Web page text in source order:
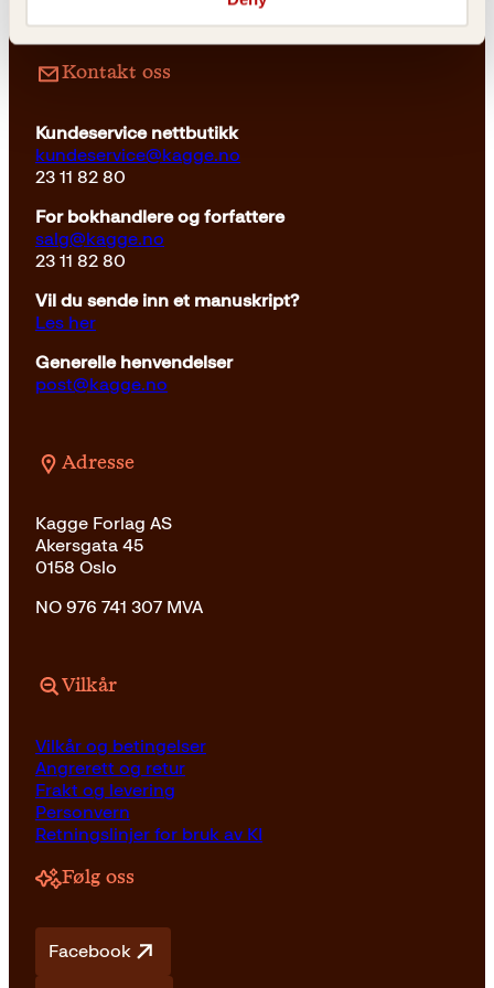
Innbundet
Kontakt oss
Kundeservice nettbutikk
kundeservice@kagge.no
23 11 82 80
For bokhandlere og forfattere
salg@kagge.no
23 11 82 80
Vil du sende inn et manuskript?
Les her
Generelle henvendelser
post@kagge.no
Adresse
Kagge Forlag AS
Akersgata 45
0158 Oslo
NO 976 741 307 MVA
Vilkår
Vilkår og betingelser
Angrerett og retur
Frakt og levering
Personvern
Retningslinjer for bruk av KI
Følg oss
Facebook